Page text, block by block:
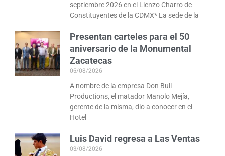
septiembre 2026 en el Lienzo Charro de
Constituyentes de la CDMX* La sede de la
Presentan carteles para el 50
aniversario de la Monumental
Zacatecas
05/08/2026
A nombre de la empresa Don Bull
Productions, el matador Manolo Mejía,
gerente de la misma, dio a conocer en el
Hotel
Luis David regresa a Las Ventas
03/08/2026